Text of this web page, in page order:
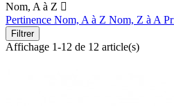
Nom, A à Z 
Pertinence Nom, A à Z Nom, Z à A
Filtrer
Affichage 1-12 de 12 article(s)